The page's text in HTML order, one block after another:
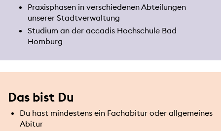
Praxisphasen in verschiedenen Abteilungen
unserer Stadtverwaltung
Studium an der accadis Hochschule Bad
Homburg
Das bist Du
Du hast mindestens ein Fachabitur oder allgemeines
Abitur